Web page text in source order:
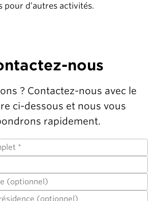
pour d’autres activités.
nous
? Contactez-nous avec le
ci-dessous et nous vous
rapidement.